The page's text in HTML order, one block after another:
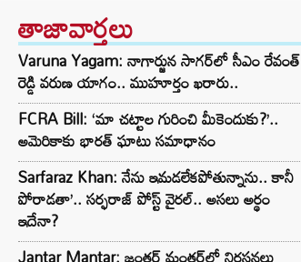
తాజావార్తలు
Varuna Yagam: నాగార్జున సాగ‌ర్‌లో సీఎం రేవంత్
రెడ్డి వరుణ యాగం.. ముహూర్తం ఖరారు..
FCRA Bill: ‘మా చట్టాల గురించి మీకెందుకు?’..
అమెరికాకు భారత్ ఘాటు సమాధానం
Sarfaraz Khan: నేను ఇమడలేకపోతున్నాను.. కానీ
పోరాడతా’.. సర్ఫరాజ్ పోస్ట్ వైరల్.. అసలు అర్థం
ఇదేనా?